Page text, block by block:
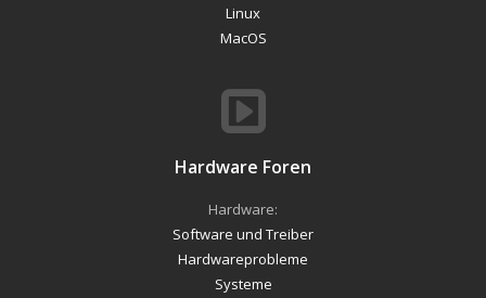
Linux
MacOS
Hardware Foren
Hardware:
Software und Treiber
Hardwareprobleme
Systeme